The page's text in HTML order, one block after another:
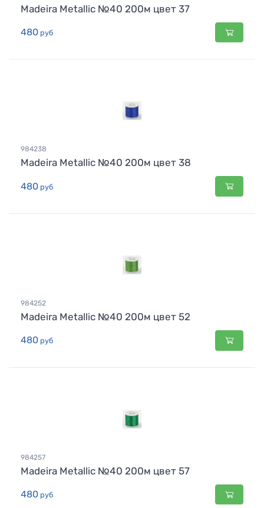
Madeira Metallic №40 200м цвет 37
480 руб
984238
Madeira Metallic №40 200м цвет 38
480 руб
984252
Madeira Metallic №40 200м цвет 52
480 руб
984257
Madeira Metallic №40 200м цвет 57
480 руб